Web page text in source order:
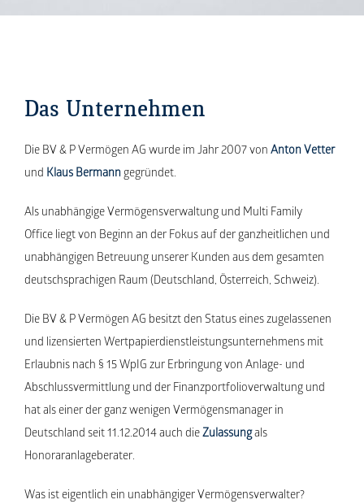
Das Unternehmen
Die BV & P Vermögen AG wurde im Jahr 2007 von Anton Vetter
und Klaus Bermanngegründet.
Als unabhängige Vermögensverwaltung und Multi Family
Office liegt von Beginn an der Fokus auf der ganzheitlichen und
unabhängigen Betreuung unserer Kunden aus dem gesamten
deutschsprachigen Raum (Deutschland, Österreich, Schweiz).
Die BV & P Vermögen AG besitzt den Status eines zugelassenen
und lizensierten Wertpapierdienstleistungsunternehmens mit
Erlaubnis nach § 15 WpIG zur Erbringung von Anlage- und
Abschlussvermittlung und der Finanzportfolioverwaltung und
hat als einer der ganz wenigen Vermögensmanager in
Deutschland seit 11.12.2014 auch die Zulassungals
Honoraranlageberater.
Was ist eigentlich ein unabhängiger Vermögensverwalter?